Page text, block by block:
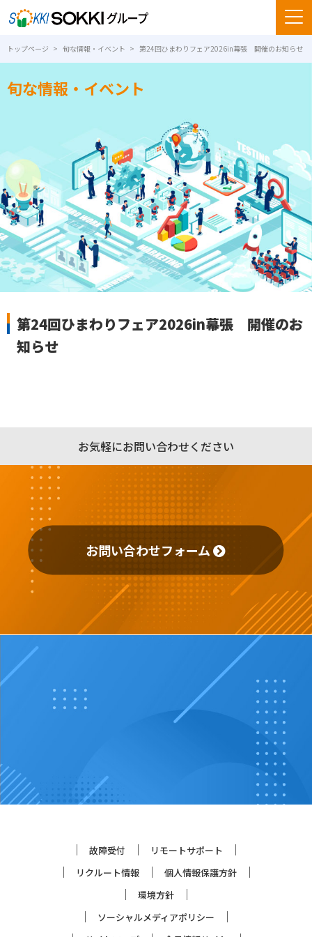
トップページ 旬な情報・イベント 第24回ひまわりフェア2026in幕張 開催のお知らせ
旬な情報・イベント
第24回ひまわりフェア2026in幕張 開催のお
知らせ
お気軽にお問い合わせください
お問い合わせフォーム
故障受付
リモートサポート
リクルート情報
個人情報保護方針
環境方針
ソーシャルメディアポリシー